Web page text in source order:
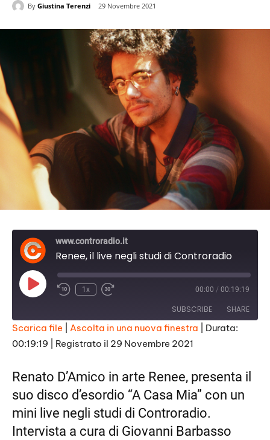
By Giustina Terenzi 29 Novembre 2021
www.controradio.it
Renee, il live negli studi di Controradio
P
l
E
p
i
s
e
1x 00:00 / 00:19:19
SUBSCRIBE SHARE
SHARE
EMBED
Scarica file Ascolta in una nuova finestra
Durata:
00:19:19
Registrato il 29 Novembre 2021
Renato D’Amico in arte Renee, presenta il
suo disco d’esordio “A Casa Mia” con un
mini live negli studi di Controradio.
Intervista a cura di Giovanni Barbasso